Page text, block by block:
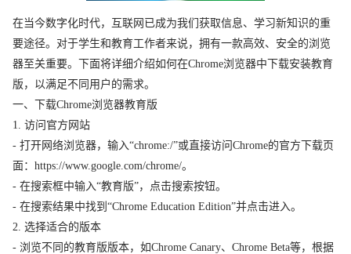
在当今数字化时代，互联网已成为我们获取信息、学习新知识的重
要途径。对于学生和教育工作者来说，拥有一款高效、安全的浏览
器至关重要。下面将详细介绍如何在Chrome浏览器中下载安装教育
版，以满足不同用户的需求。
一、下载Chrome浏览器教育版
1. 访问官方网站
- 打开网络浏览器，输入“chrome:/”或直接访问Chrome的官方下载页
面：https://www.google.com/chrome/。
- 在搜索框中输入“教育版”，点击搜索按钮。
- 在搜索结果中找到“Chrome Education Edition”并点击进入。
2. 选择适合的版本
- 浏览不同的教育版版本，如Chrome Canary、Chrome Beta等，根据